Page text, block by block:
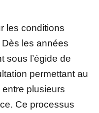
les conditions
les années
sous l’égide de
permettant au
plusieurs
Ce processus